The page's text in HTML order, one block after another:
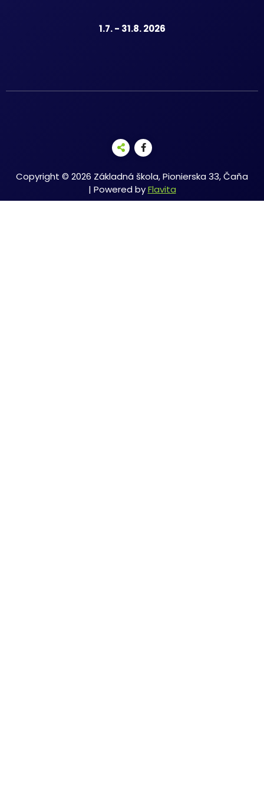
1.7. - 31.8. 2026
Copyright © 2026 Základná škola, Pionierska 33, Čaňa
| Powered byFlavita